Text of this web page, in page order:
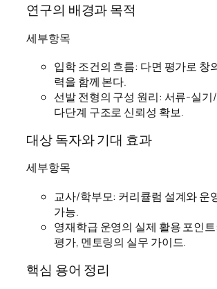
연구의 배경과 목적
세부항목
입학 조건의 흐름: 다면 평가로 창
력을 함께 본다.
선발 전형의 구성 원리: 서류-실
다단계 구조로 신뢰성 확보.
대상 독자와 기대 효과
세부항목
교사/학부모: 커리큘럼 설계와 운
가능.
영재학급 운영의 실제 활용 포인
평가, 멘토링의 실무 가이드.
핵심 용어 정리